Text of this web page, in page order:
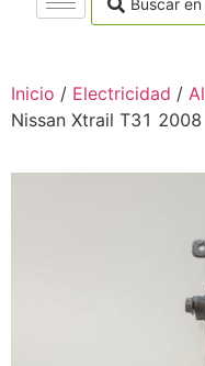
Inicio / Electricidad /
Nissan Xtrail T31 2008